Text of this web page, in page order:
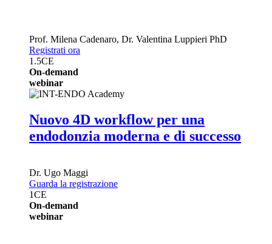
Prof. Milena Cadenaro, Dr. Valentina Luppieri PhD
Registrati ora
1.5CE
On-demand
webinar
Nuovo 4D workflow per una
endodonzia moderna e di successo
Dr. Ugo Maggi
Guarda la registrazione
1CE
On-demand
webinar